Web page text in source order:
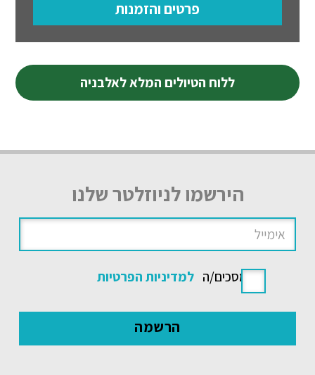
פרטים והזמנות
ללוח הטיולים המלא לאלבניה
הירשמו לניוזלטר שלנו
אני מסכים/ה למדיניות הפרטיות